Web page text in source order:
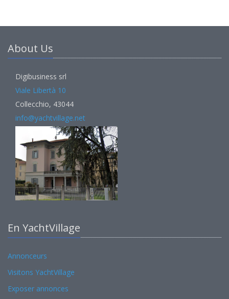
About Us
Digibusiness srl
Viale Libertà 10
Collecchio, 43044
info@yachtvillage.net
En YachtVillage
Annonceurs
Visitons YachtVillage
Exposer annonces